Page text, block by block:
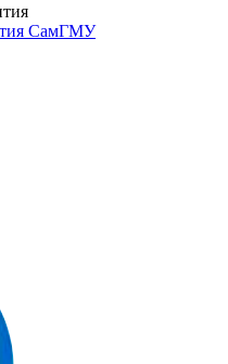
СамГМУ